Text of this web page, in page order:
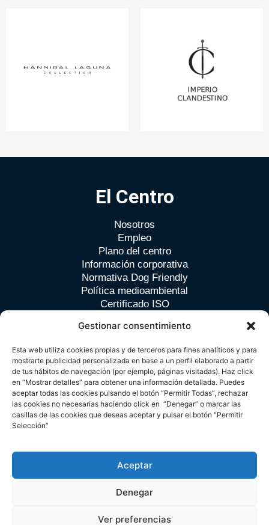
Gestionar consentimiento
Esta web utiliza cookies propias y de terceros para fines analíticos y para
mostrarte publicidad personalizada en base a un perfil elaborado a partir
de tus hábitos de navegación (por ejemplo, páginas visitadas). Haz click
en “Mostrar detalles” para obtener una información detallada. Puedes
aceptar todas las cookies pulsando el botón “Permitir Todas”, rechazar
las cookies no necesarias haciendo click en “Denegar” o marcar las
casillas de las cookies que deseas aceptar y pulsar el botón "Permitir
Selección”
Aceptar
Denegar
Ver preferencias
El Centro
Nosotros
Empleo
Plano del centro
Información corporativa
Normativa Dog Friendly
Política medioambiental
Certificado ISO
Contacto
Avda. de Europa nº 26 B · Pozuelo de Alarcón · Madrid
Tlf. (+34) 91 709 33 98
spain.zielo@cbre.com
2024 Zielo Shopping Pozuelo. Todos los derechos
reservados.